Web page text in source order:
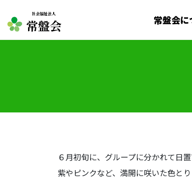
社会福祉法人
常盤会 常盤会に
６月初旬に、グループに分かれて日
紫やピンクなど、満開に咲いた色と